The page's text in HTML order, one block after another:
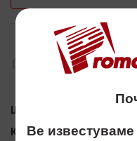
ДОСТАПНИ
Шифра:
Категорија:ПРОМО
Ве известуваме